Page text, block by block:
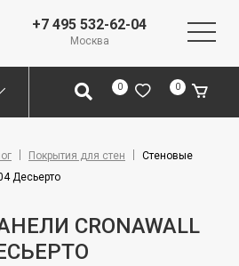
+7 495 532-62-04
Москва
0 0
Покрытия для стен
Стеновые
Десьерто
CRONAWALL